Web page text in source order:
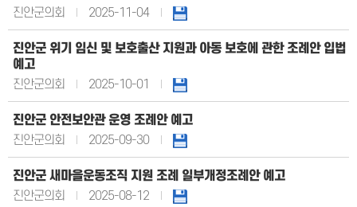
진안군의회
2025-11-04
진안군 위기 임신 및 보호출산 지원과 아동 보호에 관한 조례안 입법
예고
진안군의회
2025-10-01
진안군 안전보안관 운영 조례안 예고
진안군의회
2025-09-30
진안군 새마을운동조직 지원 조례 일부개정조례안 예고
진안군의회
2025-08-12